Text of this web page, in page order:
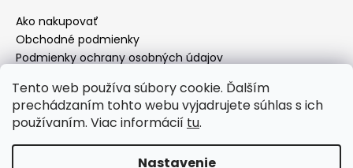
Tento web používa súbory cookie. Ďalším
prechádzaním tohto webu vyjadrujete súhlas s ich
používaním. Viac informácií tu.
Nastavenie
Ako nakupovať
Obchodné podmienky
Podmienky ochrany osobných údajov